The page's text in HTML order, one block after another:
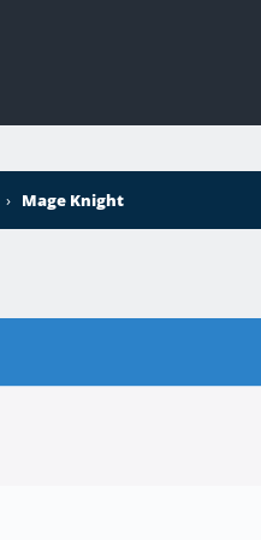
› Mage Knight